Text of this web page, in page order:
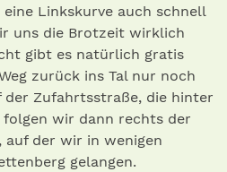
Linkskurve auch schnell
uns die Brotzeit wirklich
gibt es natürlich gratis
zurück ins Tal nur noch
Zufahrtsstraße, die hinter
folgen wir dann rechts der
auf der wir in wenigen
gelangen.